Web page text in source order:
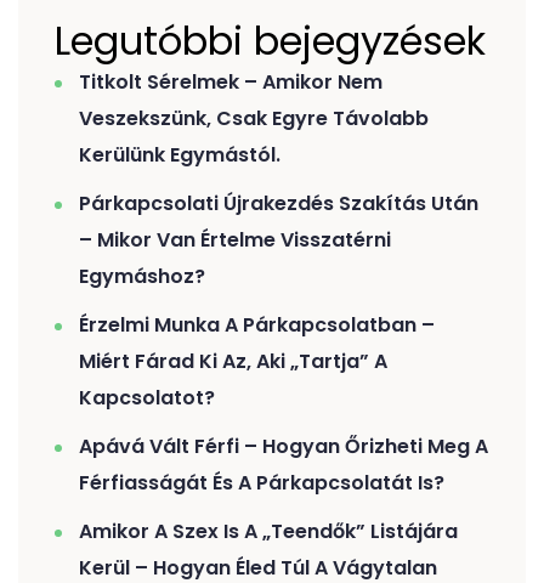
Legutóbbi bejegyzések
Titkolt Sérelmek – Amikor Nem
Veszekszünk, Csak Egyre Távolabb
Kerülünk Egymástól.
Párkapcsolati Újrakezdés Szakítás Után
– Mikor Van Értelme Visszatérni
Egymáshoz?
Érzelmi Munka A Párkapcsolatban –
Miért Fárad Ki Az, Aki „tartja” A
Kapcsolatot?
Apává Vált Férfi – Hogyan Őrizheti Meg A
Férfiasságát És A Párkapcsolatát Is?
Amikor A Szex Is A „teendők” Listájára
Kerül – Hogyan Éled Túl A Vágytalan